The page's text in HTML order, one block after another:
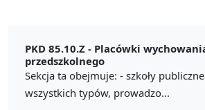
PKD 85.10.Z - Placówki
przedszkolnego
Sekcja ta obejmuje: - szkoły
wszystkich typów, prowadzo...